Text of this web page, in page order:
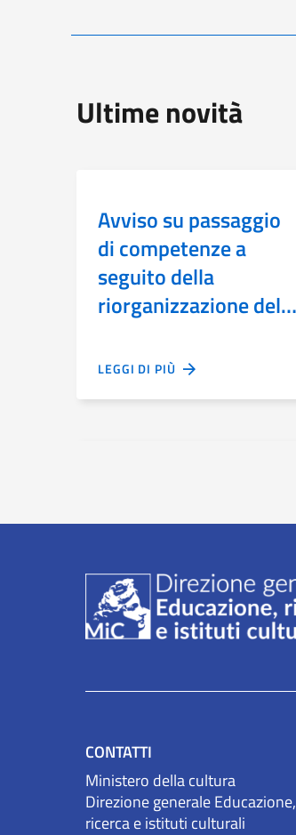
Ultime novità
Avviso su passaggio
di competenze a
seguito della
riorganizzazione del
LEGGI DI PIÙ
CONTATTI
Ministero della cultura
Direzione generale Educazione,
ricerca e istituti culturali